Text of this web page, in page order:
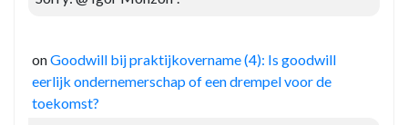
onGoodwill bij praktijkovername (4): Is goodwill
eerlijk ondernemerschap of een drempel voor de
toekomst?